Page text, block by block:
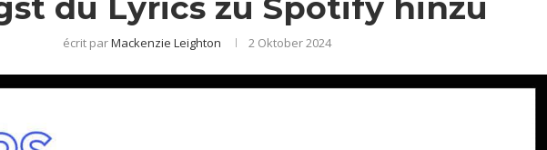
écrit parMackenzie Leighton 2 Oktober 2024